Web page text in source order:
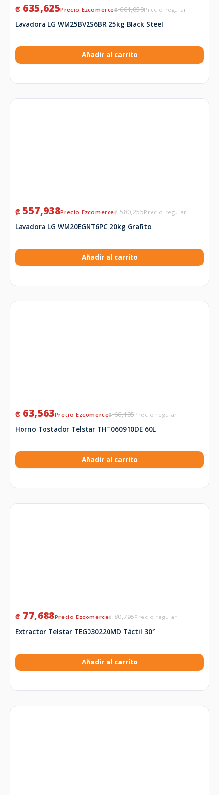
₡661,050
₡ 635,625
Lavadora LG WM25BV2S6BR 25kg Black Steel
Añadir al carrito
₡580,255
₡ 557,938
Lavadora LG WM20EGNT6PC 20kg Grafito
Añadir al carrito
₡66,105
₡ 63,563
Horno Tostador Telstar THT060910DE 60L
Añadir al carrito
₡80,795
₡ 77,688
Extractor Telstar TEG030220MD Táctil 30″
Añadir al carrito